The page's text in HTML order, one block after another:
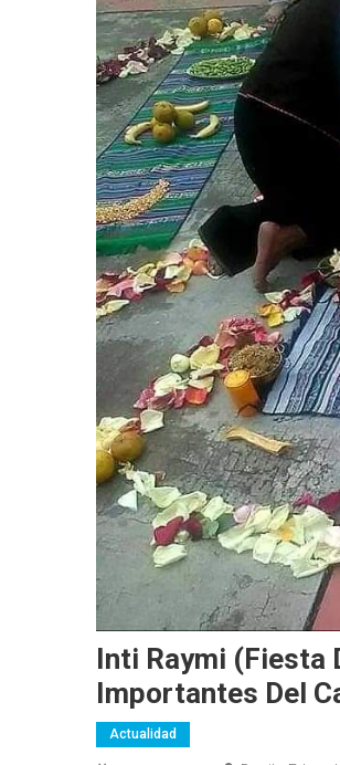
Inti Raymi (Fiesta
Importantes Del
Actualidad